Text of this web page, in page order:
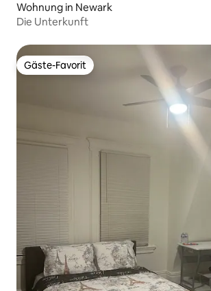
Wohnung in Newark
Die Unterkunft
Gäste-Favorit
Gäste-Favorit